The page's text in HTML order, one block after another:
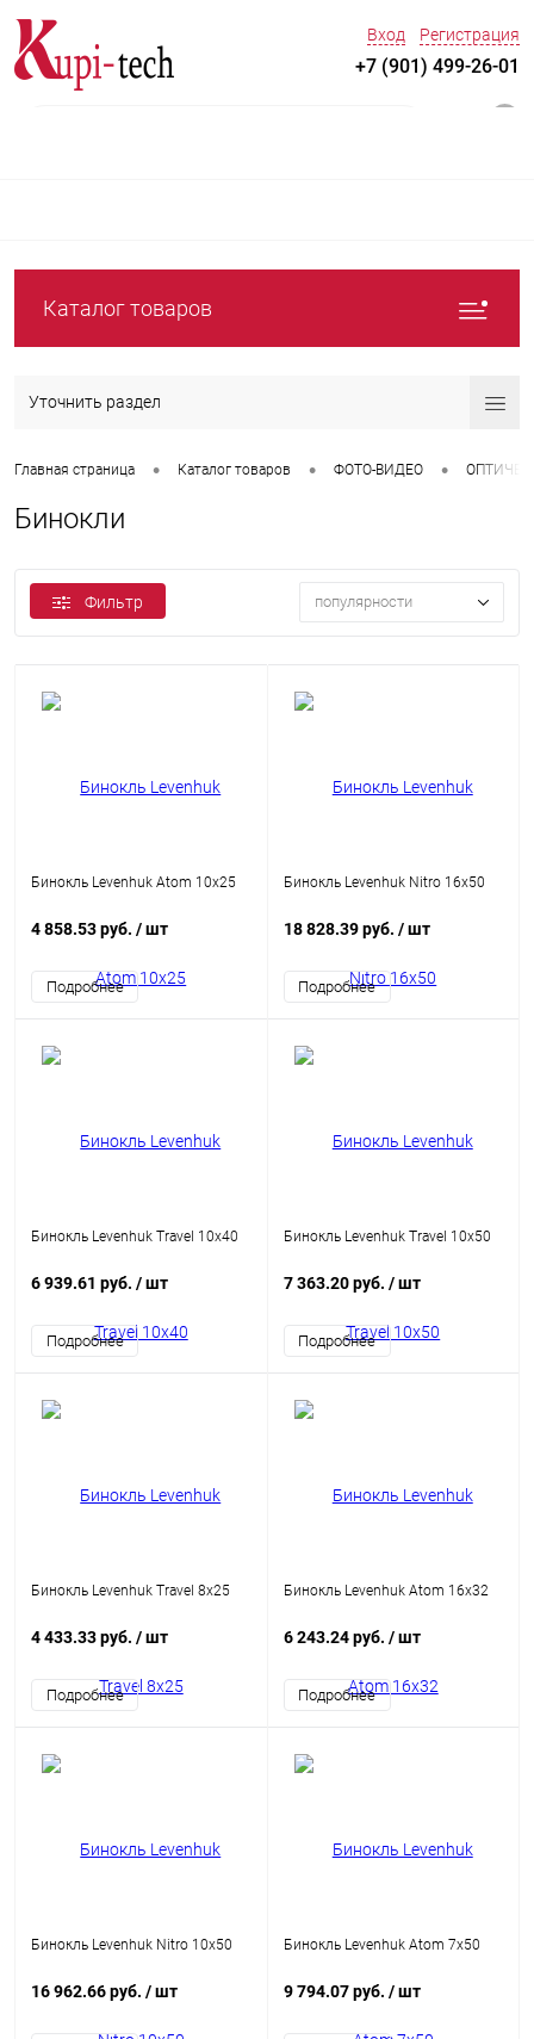
Вход Регистрация
+7 (901) 499-26-01
Каталог товаров
Уточнить раздел
Главная страница • Каталог товаров • ФОТО-ВИДЕО •
Бинокли
Фильтр популярности
Бинокль Levenhuk Atom 10x25
4 858.53 руб. / шт
Подробнее
Бинокль Levenhuk Nitro 16x50
18 828.39 руб. / шт
Подробнее
Бинокль Levenhuk Travel 10x40
6 939.61 руб. / шт
Подробнее
Бинокль Levenhuk Travel 10x50
7 363.20 руб. / шт
Подробнее
Бинокль Levenhuk Travel 8x25
4 433.33 руб. / шт
Подробнее
Бинокль Levenhuk Atom 16x32
6 243.24 руб. / шт
Подробнее
Бинокль Levenhuk Nitro 10x50
16 962.66 руб. / шт
Бинокль Levenhuk Atom 7x50
9 794.07 руб. / шт